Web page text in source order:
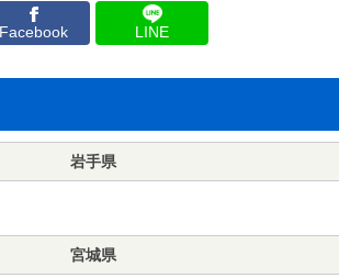
Facebook LINE
岩手県
宮城県